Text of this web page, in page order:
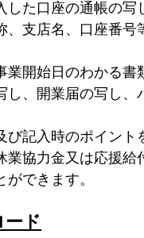
した口座の通帳の写
支店名、口座番号
業開始日のわかる書
、開業届の写し、
記入時のポイント
協力金又は応援給
できます。
ド